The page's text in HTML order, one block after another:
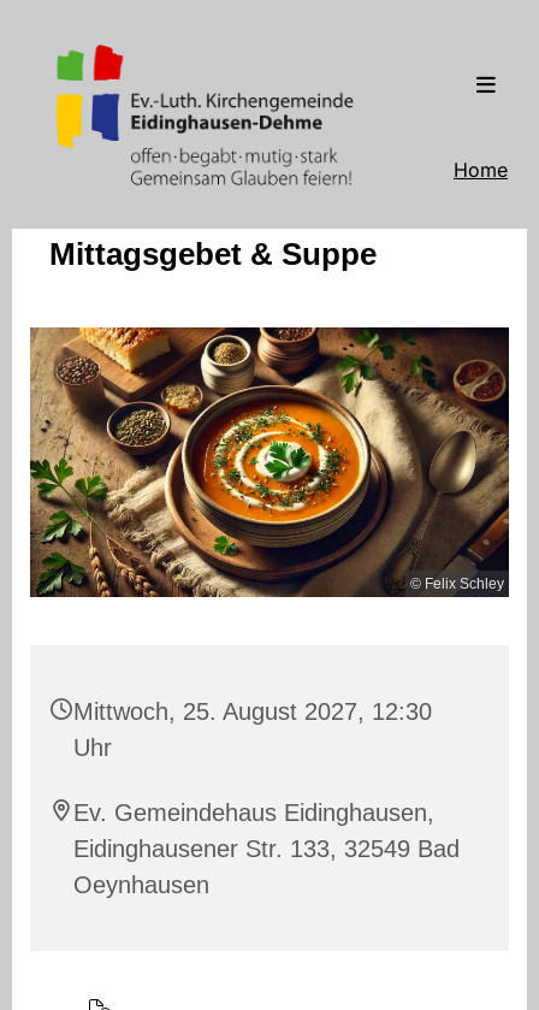
Home
Mittagsgebet & Suppe
© Felix Schley
Mittwoch, 25. August 2027, 12:30
Uhr
Ev. Gemeindehaus Eidinghausen,
Eidinghausener Str. 133, 32549 Bad
Oeynhausen